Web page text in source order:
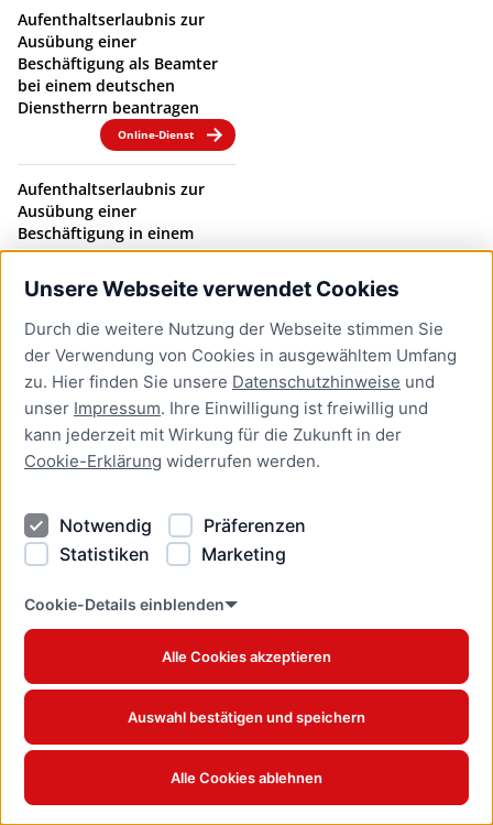
Unsere Webseite verwendet Cookies
Durch die weitere Nutzung der Webseite stimmen Sie
der Verwendung von Cookies in ausgewähltem Umfang
zu. Hier finden Sie unsere Datenschutzhinweise und
unser Impressum. Ihre Einwilligung ist freiwillig und
kann jederzeit mit Wirkung für die Zukunft in der
Cookie-Erklärung widerrufen werden.
Notwendig
Präferenzen
Statistiken
Marketing
Cookie-Details einblenden
Alle Cookies akzeptieren
Auswahl bestätigen und speichern
Alle Cookies ablehnen
Aufenthaltserlaubnis zur
Ausübung einer
Beschäftigung als Beamter
bei einem deutschen
Dienstherrn beantragen
Online-Dienst
Aufenthaltserlaubnis zur
Ausübung einer
Beschäftigung in einem
Beamtenverhältnis bei
einem deutschen
Dienstherrn verlängern
Online-Dienst
Aufenthaltserlaubnis zur
bedingten Zulassung zum
Studium oder zum
Teilzeitstudium beantragen
Online-Dienst
Aufenthaltserlaubnis zur
Beschäftigung als Fachkraft
mit akademischer
Ausbildung beantragen
Aufenthaltserlaubnis zur
betrieblichen Aus- und
Weiterbildung verlängern
Online-Dienst
Aufenthaltserlaubnis zur